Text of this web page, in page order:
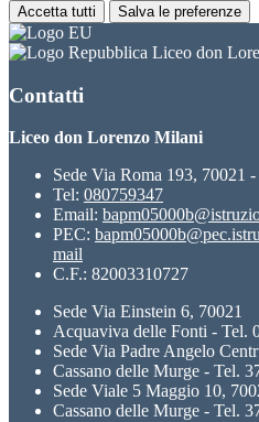
Accetta tutti Salva le preferenze
Liceo don
Contatti
Liceo don Lorenzo Milani
Sede Via Roma 193, 70021
Tel: 080759347
Email:
PEC:
mail
C.F.: 82003310727
Sede Via Einstein 6, 70021
Acquaviva delle Fonti - Tel.
Sede Via Padre Angelo
Cassano delle Murge - Tel.
Sede Viale 5 Maggio 10,
Cassano delle Murge - Tel.